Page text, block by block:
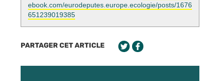
ebook.com/eurodeputes.europe.ecologie/posts/1676
651239019385
PARTAGER CET ARTICLE